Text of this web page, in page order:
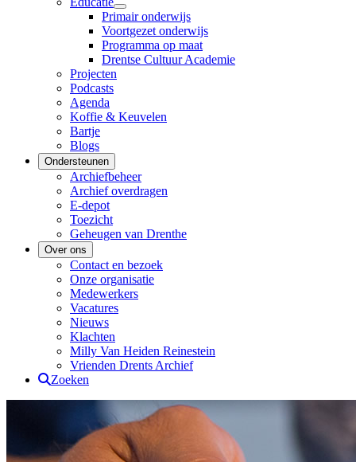
Primair onderwijs
Voortgezet onderwijs
Programma op maat
Drentse Cultuur Academie
Projecten
Podcasts
Agenda
Koffie & Keuvelen
Bartje
Blogs
Ondersteunen
Archiefbeheer
Archief overdragen
E-depot
Toezicht
Geheugen van Drenthe
Over ons
Contact en bezoek
Onze organisatie
Medewerkers
Vacatures
Nieuws
Klachten
Milly Van Heiden Reinestein
Vrienden Drents Archief
Zoeken
Drents Archief